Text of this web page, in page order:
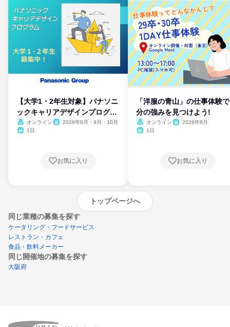
【大学1・2年生対象】パナソニ
ックキャリアデザインプログラ
ム
オンライン
2026年8月・9月・10月
1日
お気に入り
「洋服の青山」の仕事体験
分の強みを見つけよう!
オンライン
2026年8月
1日
お気に入り
トップページへ
同じ業種の募集を探す
ケータリング・フードサービス
レストラン・カフェ
食品・飲料メーカー
同じ開催地の募集を探す
大阪府